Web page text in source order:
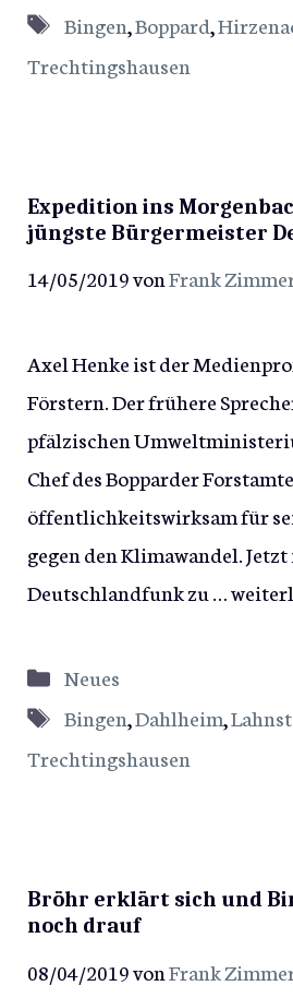
Schlagwörter
Bingen,Boppard,
Trechtingshausen
Expedition ins
jüngste Bürgermeister
14/05/2019vonFrank
Axel Henke ist der
Förstern. Der frühere
pfälzischen
Chef des Bopparder
öffentlichkeitswirksam für
gegen den Klimawandel.
Deutschlandfunk zu …
Kategorien
Neues
Schlagwörter
Bingen,Dahlheim,
Trechtingshausen
Bröhr erklärt sich und
noch drauf
08/04/2019vonFrank